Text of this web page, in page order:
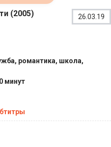
(2005) 26.03.19
романтика, школа,
минут